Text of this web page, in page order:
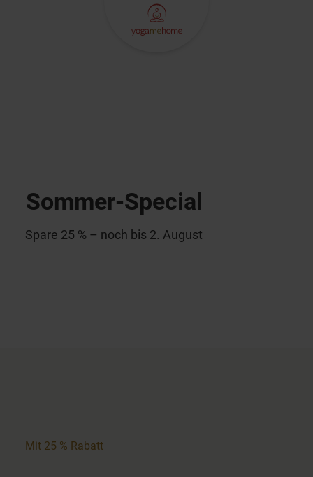
Sommer-Special
Spare 25 % – noch bis 2. August
Mit 25 % Rabatt